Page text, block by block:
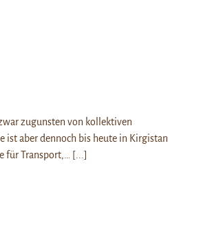
zugunsten von kollektiven
ist aber dennoch bis heute in Kirgistan
für Transport,…
[...]